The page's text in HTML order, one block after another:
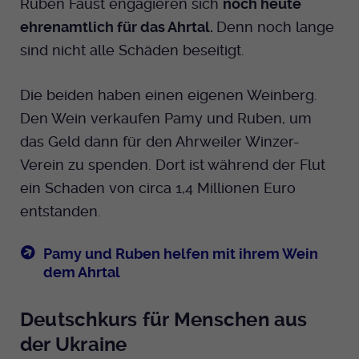
ehrenamtlich für das Ahrtal. Denn noch lange
sind nicht alle Schäden beseitigt.
Die beiden haben einen eigenen Weinberg.
Den Wein verkaufen Pamy und Ruben, um
das Geld dann für den Ahrweiler Winzer-
Verein zu spenden. Dort ist während der Flut
ein Schaden von circa 1,4 Millionen Euro
entstanden.
Pamy und Ruben helfen mit ihrem Wein
dem Ahrtal
Deutschkurs für Menschen aus
der Ukraine